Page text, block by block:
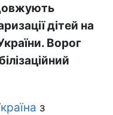
дітей на
Ворог
з